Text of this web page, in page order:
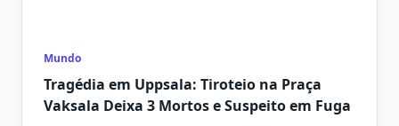
Mundo
Tragédia em Uppsala: Tiroteio na Praça
Vaksala Deixa 3 Mortos e Suspeito em Fuga